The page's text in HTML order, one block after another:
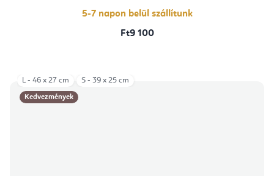
5-7 napon belül szállítunk
Ft9 100
Kedvezmények
L - 46 x 27 cm S - 39 x 25 cm